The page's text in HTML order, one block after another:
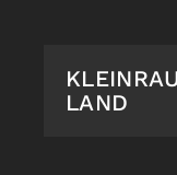
LAND